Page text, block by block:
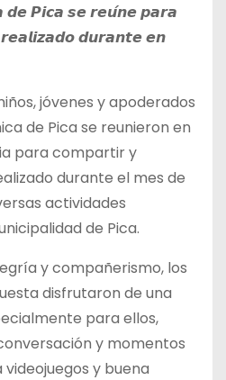
𝙙𝙚 𝙋𝙞𝙘𝙖 𝙨𝙚 𝙧𝙚𝙪́𝙣𝙚 𝙥𝙖𝙧𝙖
𝙙𝙪𝙧𝙖𝙣𝙩𝙚 𝙚𝙣
jóvenes y apoderados
de Pica se reunieron en
para compartir y
durante el mes de
actividades
de Pica.
y compañerismo, los
disfrutaron de una
para ellos,
y momentos
y buena